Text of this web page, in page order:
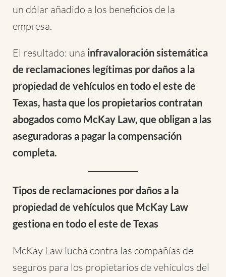
un dólar añadido a los beneficios de la
empresa.
El resultado: una infravaloración sistemática
de reclamaciones legítimas por daños a la
propiedad de vehículos en todo el este de
Texas, hasta que los propietarios contratan
abogados como McKay Law, que obligan a las
aseguradoras a pagar la compensación
completa.
Tipos de reclamaciones por daños a la
propiedad de vehículos que McKay Law
gestiona en todo el este de Texas
McKay Law lucha contra las compañías de
seguros para los propietarios de vehículos del